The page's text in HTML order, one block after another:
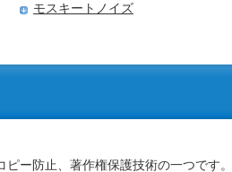
モスキートノイズ
ー防止、著作権保護技術の一つです。